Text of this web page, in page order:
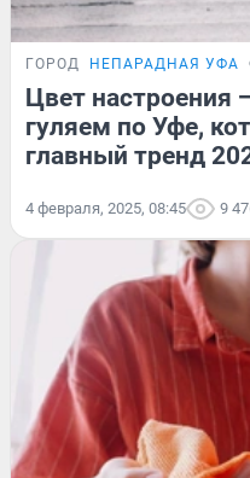
ГОРОД НЕПАРАДНАЯ УФА
Цвет настроения
гуляем по Уфе,
главный тренд
4 февраля, 2025, 08:45 9